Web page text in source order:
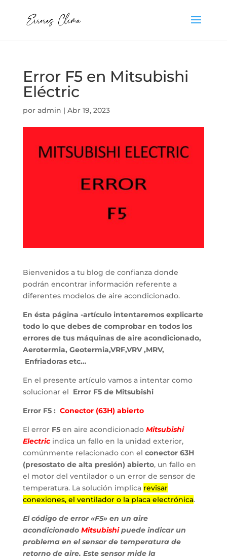
Error F5 en Mitsubishi
Eléctric
por admin | Abr 19, 2023
Bienvenidos a tu blog de confianza donde
podrán encontrar información referente a
diferentes modelos de aire acondicionado.
En ésta página -artículo intentaremos explicarte
todo lo que debes de comprobar en todos los
errores de tus máquinas de aire acondicionado,
Aerotermia, Geotermia,VRF,VRV ,MRV,
Enfriadoras etc…
En el presente artículo vamos a intentar como
solucionar el Error F5 de Mitsubishi
Error F5 : Conector (63H) abierto
El error F5en aire acondicionado Mitsubishi
Electricindica un fallo en la unidad exterior,
comúnmente relacionado con el conector 63H
(presostato de alta presión) abierto, un fallo en
el motor del ventilador o un error de sensor de
temperatura. La solución implica revisar
conexiones, el ventilador o la placa electrónica.
El código de error «F5» en un aire
acondicionado Mitsubishipuede indicar un
problema en el sensor de temperatura de
retorno de aire. Este sensor mide la